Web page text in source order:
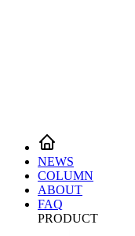
NEWS
COLUMN
ABOUT
FAQ
PRODUCT